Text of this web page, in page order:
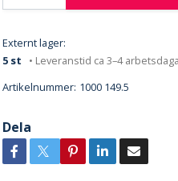
Externt lager:
5 st
• Leveranstid ca 3–4
Artikelnummer: 1000 149.5
Dela